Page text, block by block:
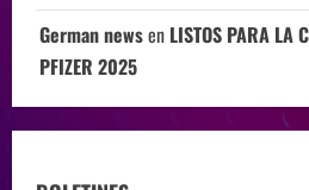
German newsen LISTOS PARA LA
PFIZER 2025